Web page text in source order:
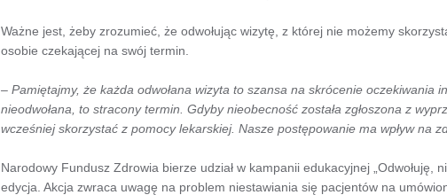
Ważne jest, żeby zrozumieć, że odwołując wizytę, z której nie możemy
osobie czekającej na swój termin.
– Pamiętajmy, że każda odwołana wizyta to szansa na skrócenie oczekiwania
nieodwołana, to stracony termin. Gdyby nieobecność została zgłoszona z
wcześniej skorzystać z pomocy lekarskiej. Nasze postępowanie ma wpływ na
Narodowy Fundusz Zdrowia bierze udział w kampanii edukacyjnej „Odwołuję,
edycja. Akcja zwraca uwagę na problem niestawiania się pacjentów na